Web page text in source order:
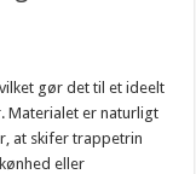
gør det til et ideelt
Materialet er naturligt
at skifer trappetrin
eller